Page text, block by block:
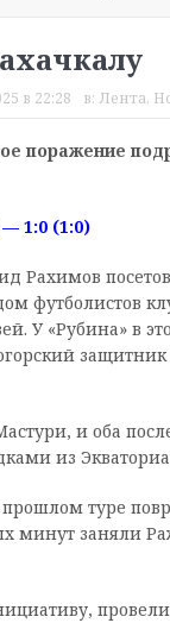
в 22:28 в: Лента,
поражение
1:0 (1:0)
Рахимов
футболистов
У «Рубина» в
и оба
из
туре
заняли
провели